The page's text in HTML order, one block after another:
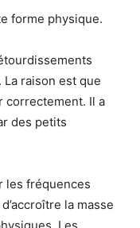
forme physique.
raison est que
correctement. Il a
des petits
les fréquences
la masse